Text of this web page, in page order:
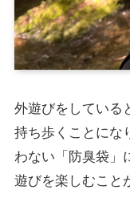
外遊びをしている
持ち歩くことにな
わない「防臭袋」
遊びを楽しむこと